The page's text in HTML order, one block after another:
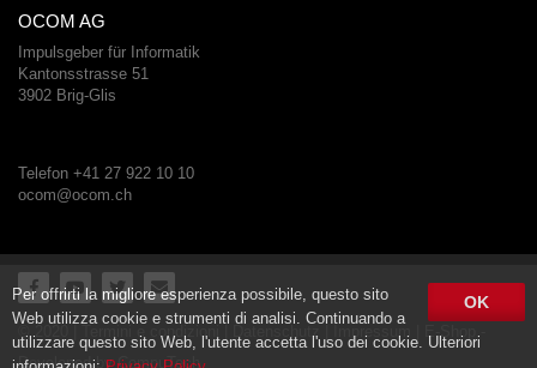
OCOM AG
Impulsgeber für Informatik
Kantonsstrasse 51
3902 Brig-Glis
Telefon +41 27 922 10 10
ocom@ocom.ch
© 2020 | Termini e condizioni Datenschutz Impressum
| E-Shop -
Developed byCompuTech
OK
Per offrirti la migliore esperienza possibile, questo sito
Web utilizza cookie e strumenti di analisi. Continuando a
utilizzare questo sito Web, l'utente accetta l'uso dei cookie. Ulteriori